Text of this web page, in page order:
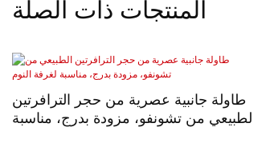
المنتجات ذات الصلة
طاولة جانبية عصرية من حجر الترافرتين
الطبيعي من تشونفو، مزودة بدرج، مناسبة